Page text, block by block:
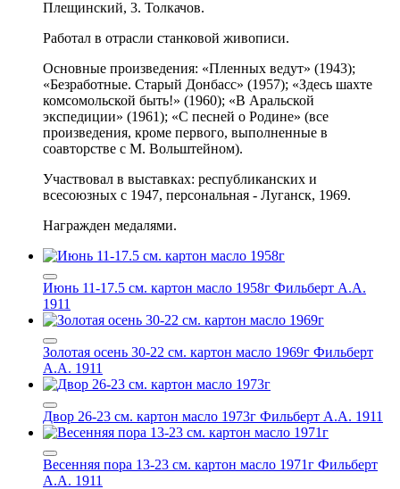
Плещинский, 3. Толкачов.
Работал в отрасли станковой живописи.
Основные произведения: «Пленных ведут» (1943);
«Безработные. Старый Донбасс» (1957); «Здесь шахте
комсомольской быть!» (1960); «В Аральской
экспедиции» (1961); «С песней о Родине» (все
произведения, кроме первого, выполненные в
соавторстве с М. Вольштейном).
Участвовал в выставках: республиканских и
всесоюзных с 1947, персональная - Луганск, 1969.
Награжден медалями.
Июнь 11-17.5 см. картон масло 1958г Фильберт А.А.
1911
Золотая осень 30-22 см. картон масло 1969г Фильберт
А.А. 1911
Двор 26-23 см. картон масло 1973г Фильберт А.А. 1911
Весенняя пора 13-23 см. картон масло 1971г Фильберт
А.А. 1911